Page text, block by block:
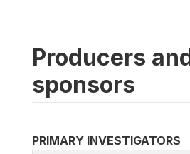
Producers
sponsors
PRIMARY INVESTIGATORS